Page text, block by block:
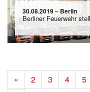
30.08.2019 – Berlin
Berliner Feuerwehr
« 2 3 4 5